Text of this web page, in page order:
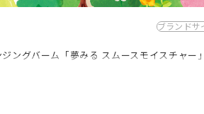
ブランドサ
ングバーム「夢みる スムースモイスチャー